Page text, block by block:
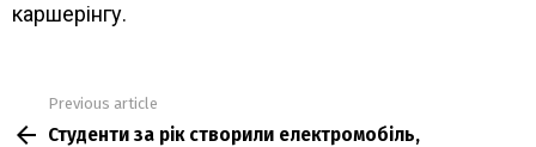
каршерінгу.
more
Previous article
Студенти за рік створили електромобіль,